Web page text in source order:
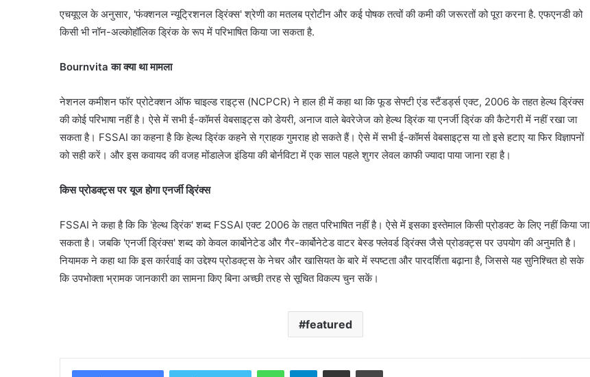
एचयूएल के अनुसार, 'फंक्शनल न्यूट्रिशनल ड्रिंक्स' श्रेणी का मतलब प्रोटीन और कई पोषक तत्वों की कमी की जरूरतों को पूरा करना है. एफएनडी को
किसी भी नॉन-अल्कोहॉलिक ड्रिंक के रूप में परिभाषित किया जा सकता है.
Bournvita का क्या था मामला
नेशनल कमीशन फॉर प्रोटेक्शन ऑफ चाइल्ड राइट्स (NCPCR) ने हाल ही में कहा था कि फूड सेफ्टी एंड स्टैंडर्ड्स एक्ट, 2006 के तहत हेल्थ ड्रिंक्स
की कोई परिभाषा नहीं है। ऐसे में सभी ई-कॉमर्स वेबसाइट्स को डेयरी, अनाज वाले बेवरेजेज को हेल्थ ड्रिंक या एनर्जी ड्रिंक की कैटेगरी में नहीं रखा जा
सकता है। FSSAI का कहना है कि हेल्थ ड्रिंक कहने से ग्राहक गुमराह हो सकते हैं। ऐसे में सभी ई-कॉमर्स वेबसाइट्स या तो इसे हटाए या फिर विज्ञापनों
को सही करें। और इस कवायद की वजह मोंडालेज इंडिया की बोर्नविटा में एक साल पहले शुगर लेवल काफी ज्यादा पाया जाना रहा है।
किस प्रोडक्ट्स पर यूज होगा एनर्जी ड्रिंक्स
FSSAI ने कहा है कि कि 'हेल्थ ड्रिंक' शब्द FSSAI एक्ट 2006 के तहत परिभाषित नहीं है। ऐसे में इसका इस्तेमाल किसी प्रोडक्ट के लिए नहीं किया जा
सकता है। जबकि 'एनर्जी ड्रिंक्स' शब्द को केवल कार्बोनेटेड और गैर-कार्बोनेटेड वाटर बेस्ड फ्लेवर्ड ड्रिंक्स जैसे प्रोडक्ट्स पर उपयोग की अनुमति है।
नियामक ने कहा था कि इस कार्रवाई का उद्देश्य प्रोडक्ट्स के नेचर और खासियत के बारे में स्पष्टता और पारदर्शिता बढ़ाना है, जिससे यह सुनिश्चित हो सके
कि उपभोक्ता भ्रामक जानकारी का सामना किए बिना अच्छी तरह से सूचित विकल्प चुन सकें।
featured
WhatsAppTelegramShare via Email Print